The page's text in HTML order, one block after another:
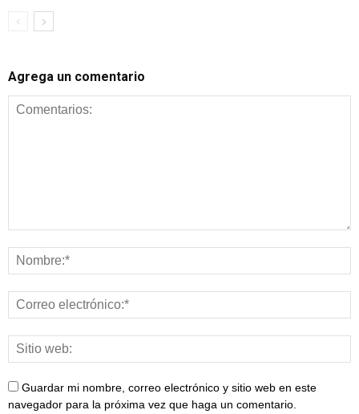
Agrega un comentario
Guardar mi nombre, correo electrónico y sitio web en este
navegador para la próxima vez que haga un comentario.